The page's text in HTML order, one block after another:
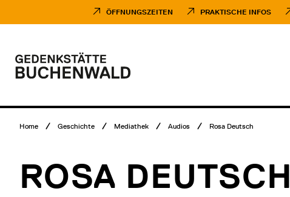
Inhalt
ÖFFNUNGSZEITEN PRAKTISCHE INFOS
Hauptmenü
Logo
Gedenkstätte
Breadcrumb
Home Geschichte Mediathek Audios Rosa Deutsch
ROSA DEUTSCH